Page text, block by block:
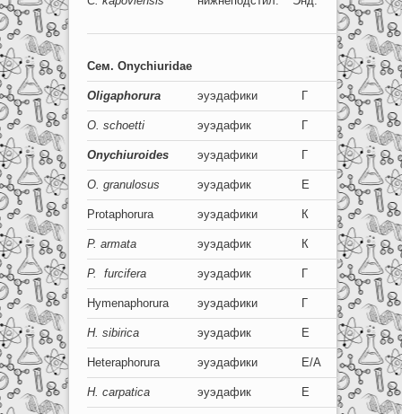
Сем. Onychiuridae
Oligaphorura эуэдафики Г 0
O. schoetti эуэдафик Г 0+0
Onychiuroides эуэдафики Г 0
O. granulosus эуэдафик Е 0+0
Protaphorura эуэдафики К 0
P. armata эуэдафик К 0+0
P. furcifera эуэдафик Г 0+0
Hymenaphorura эуэдафики Г 0
H. sibirica эуэдафик Е 0+0
Heteraphorura эуэдафики Е/А 0
H. carpatica эуэдафик Е 0+0